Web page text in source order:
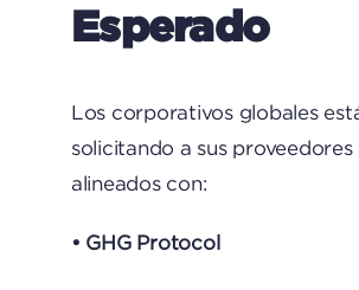
Esperado
Los corporativos globales
solicitando a sus
alineados con:
• GHG Protocol